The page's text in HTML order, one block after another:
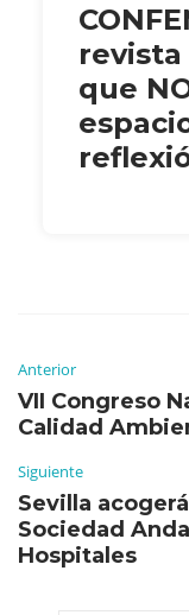
revista
que
Anterior
VII Congreso
Calidad
Siguiente
Sevilla
Sociedad
Hospitales